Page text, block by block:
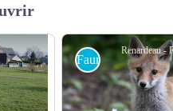
Renardeau -
Faune